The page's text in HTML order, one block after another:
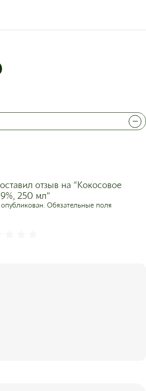
отзыв на “Кокосовое
250 мл”
Обязательные поля